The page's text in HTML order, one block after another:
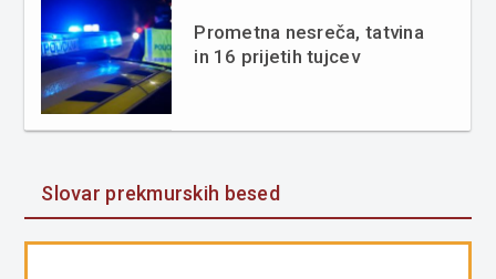
Prometna nesreča, tatvina
in 16 prijetih tujcev
Slovar prekmurskih besed